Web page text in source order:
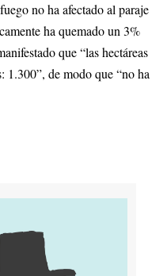
no ha afectado al paraje
ha quemado un 3%
que “las hectáreas
1.300”, de modo que “no ha